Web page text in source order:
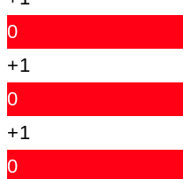
0
+1
0
+1
0